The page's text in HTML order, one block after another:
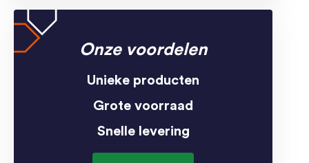
Onze voordelen
Unieke producten
Grote voorraad
Snelle levering